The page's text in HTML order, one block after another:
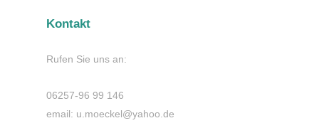
Kontakt
Rufen Sie uns an:
06257-96 99 146
email: u.moeckel@yahoo.de